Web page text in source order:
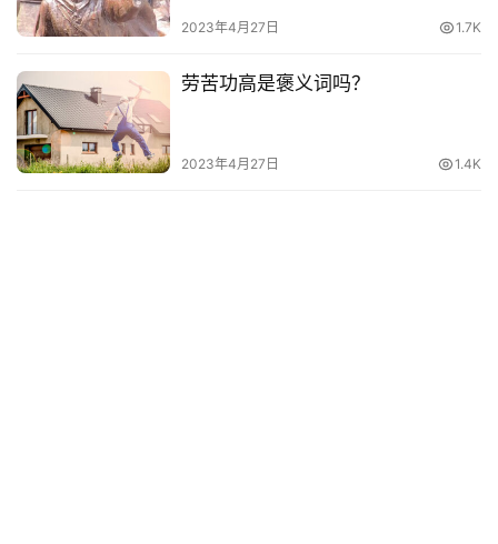
词
2023年4月27日 1.7K
劳苦功高是褒义词吗？
2023年4月27日 1.4K